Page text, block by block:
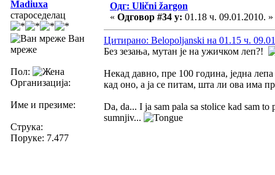
Madiuxa
староседелац
Ван
мреже
Пол:
Организација:
Име и презиме:
Струка:
Поруке: 7.477
Одг: Ulični žargon
« Одговор #34 у: 01.18 ч. 09.01.2010. »
Цитирано: Belopoljanski на 01.15 ч.
Без зезања, мутан је на ужичком леп?!
Некад давно, пре 100 година, једна
кад оно, а ја се питам, шта ли ова има
Da, da... I ja sam pala sa stolice kad sam
sumnjiv...